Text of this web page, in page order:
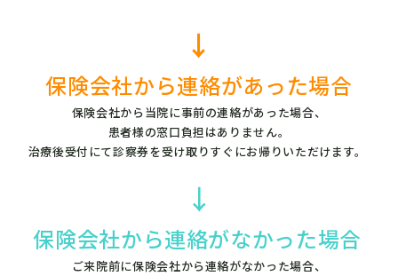
↓
保険会社から連絡があった場合
保険会社から当院に事前の連絡があった場合、
患者様の窓口負担はありません。
治療後受付にて診察券を受け取りすぐにお帰りいただけます。
↓
保険会社から連絡がなかった場合
ご来院前に保険会社から連絡がなかった場合、